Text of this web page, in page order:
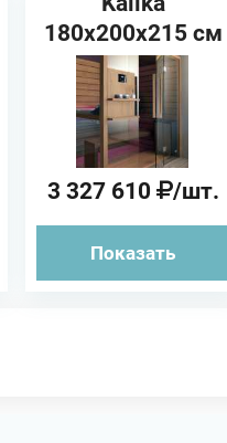
180x200x215 см
HAFRO Сауна (в
нишу)
3 327 610 /шт.
Показать